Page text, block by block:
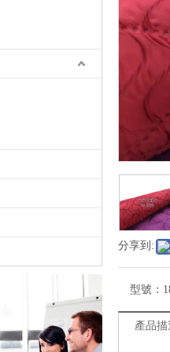
分享到:
型號：
產品描